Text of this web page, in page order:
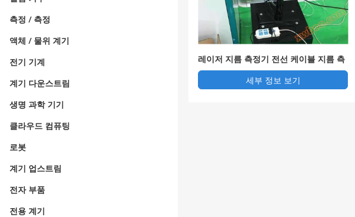
측정 / 측정
액체 / 물위 계기
전기 기계
계기 다운스트림
생명 과학 기기
클라우드 컴퓨팅
로봇
계기 업스트림
전자 부품
전용 계기
레이저 지름 측정기 전선 케이블 지름 측
정기 레이저 라듐 기술 성능 안정 오차 소
스현 현물
세부 정보 보기